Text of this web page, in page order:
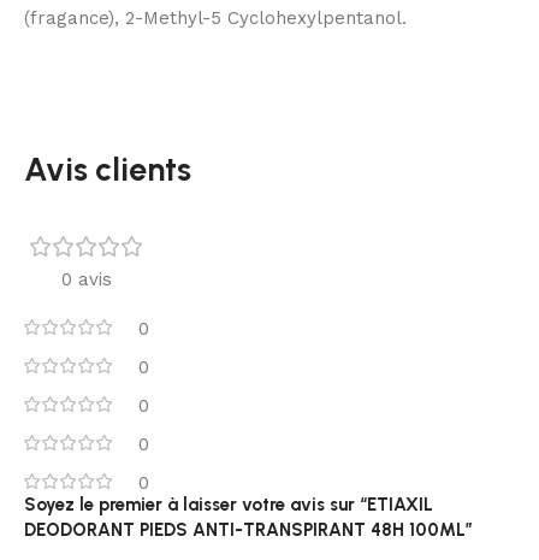
(fragance), 2-Methyl-5 Cyclohexylpentanol.
Avis clients
0 avis
0
0
0
0
0
Soyez le premier à laisser votre avis sur “ETIAXIL
DEODORANT PIEDS ANTI-TRANSPIRANT 48H 100ML”